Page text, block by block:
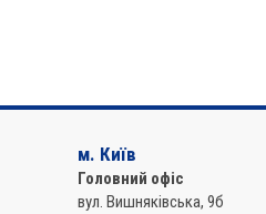
м. Київ
Головний офіс
вул. Вишняківська, 9б